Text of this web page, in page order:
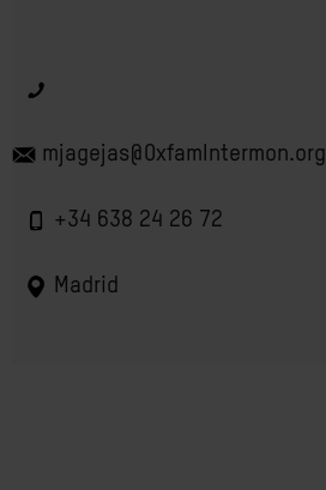
mjagejas@OxfamIntermon.org
+34 638 24 26 72
Madrid